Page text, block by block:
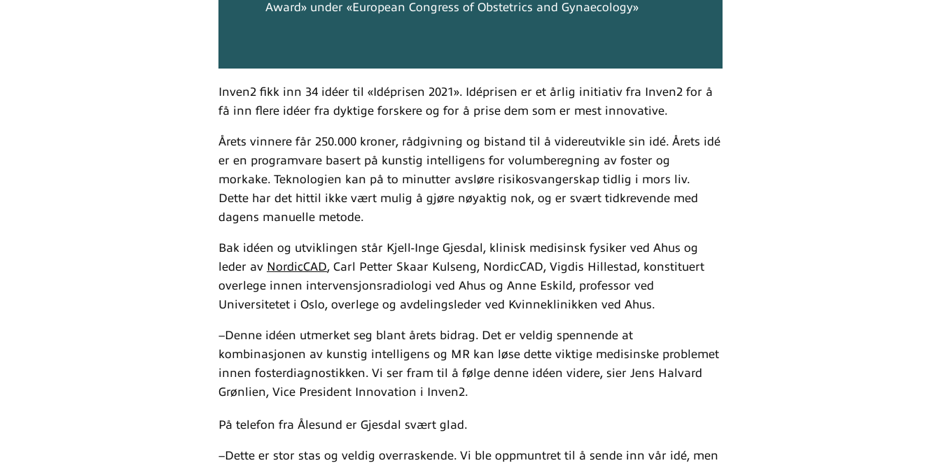
Award» under «European Congress of Obstetrics and Gynaecology»
Inven2 fikk inn 34 idéer til «Idéprisen 2021». Idéprisen er et årlig initiativ fra Inven2 for å
få inn flere idéer fra dyktige forskere og for å prise dem som er mest innovative.
Årets vinnere får 250.000 kroner, rådgivning og bistand til å videreutvikle sin idé. Årets idé
er en programvare basert på kunstig intelligens for volumberegning av foster og
morkake. Teknologien kan på to minutter avsløre risikosvangerskap tidlig i mors liv.
Dette har det hittil ikke vært mulig å gjøre nøyaktig nok, og er svært tidkrevende med
dagens manuelle metode.
Bak idéen og utviklingen står Kjell-Inge Gjesdal, klinisk medisinsk fysiker ved Ahus og
leder av NordicCAD, Carl Petter Skaar Kulseng, NordicCAD, Vigdis Hillestad, konstituert
overlege innen intervensjonsradiologi ved Ahus og Anne Eskild, professor ved
Universitetet i Oslo, overlege og avdelingsleder ved Kvinneklinikken ved Ahus.
–Denne idéen utmerket seg blant årets bidrag. Det er veldig spennende at
kombinasjonen av kunstig intelligens og MR kan løse dette viktige medisinske problemet
innen fosterdiagnostikken. Vi ser fram til å følge denne idéen videre, sier Jens Halvard
Grønlien, Vice President Innovation i Inven2.
På telefon fra Ålesund er Gjesdal svært glad.
–Dette er stor stas og veldig overraskende. Vi ble oppmuntret til å sende inn vår idé, men